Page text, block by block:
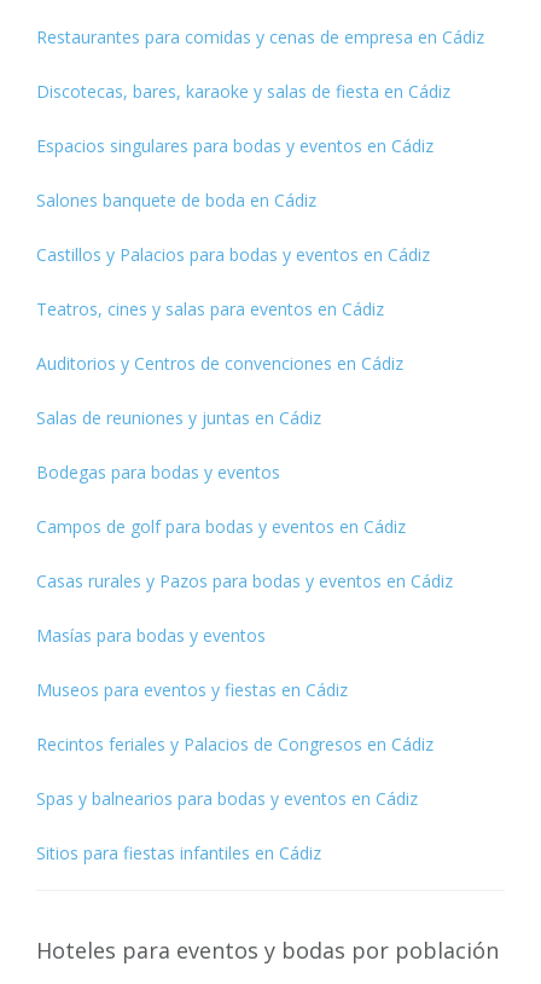
Restaurantes para comidas y cenas de empresa en Cádiz
Discotecas, bares, karaoke y salas de fiesta en Cádiz
Espacios singulares para bodas y eventos en Cádiz
Salones banquete de boda en Cádiz
Castillos y Palacios para bodas y eventos en Cádiz
Teatros, cines y salas para eventos en Cádiz
Auditorios y Centros de convenciones en Cádiz
Salas de reuniones y juntas en Cádiz
Bodegas para bodas y eventos
Campos de golf para bodas y eventos en Cádiz
Casas rurales y Pazos para bodas y eventos en Cádiz
Masías para bodas y eventos
Museos para eventos y fiestas en Cádiz
Recintos feriales y Palacios de Congresos en Cádiz
Spas y balnearios para bodas y eventos en Cádiz
Sitios para fiestas infantiles en Cádiz
Hoteles para eventos y bodas por población